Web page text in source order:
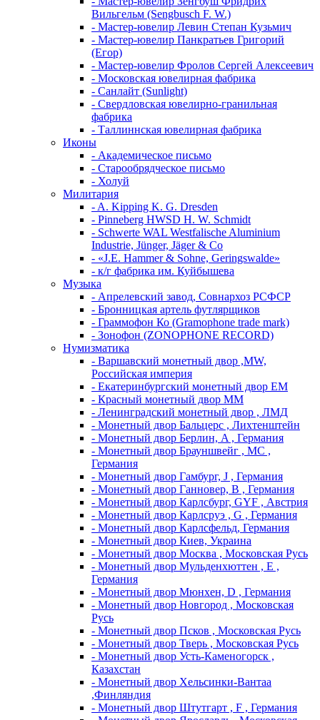
Вильгельм (Sengbusch F. W.)
- Мастер-ювелир Левин Степан Кузьмич
- Мастер-ювелир Панкратьев Григорий
(Егор)
- Мастер-ювелир Фролов Сергей Алексеевич
- Московская ювелирная фабрика
- Санлайт (Sunlight)
- Свердловская ювелирно-гранильная
фабрика
- Таллиннская ювелирная фабрика
Иконы
- Академическое письмо
- Старообрядческое письмо
- Холуй
Милитария
- A. Kipping K. G. Dresden
- Pinneberg HWSD H. W. Schmidt
- Schwerte WAL Westfalische Aluminium
Industrie, Jünger, Jäger & Co
- «J.E. Hammer & Sohne, Geringswalde»
- к/г фабрика им. Куйбышева
Музыка
- Апрелевский завод, Совнархоз РСФСР
- Бронницкая артель футлярщиков
- Граммофон Ко (Gramophone trade mark)
- Зонофон (ZONOPHONE RECORD)
Нумизматика
- Варшавский монетный двор ,MW,
Российская империя
- Екатеринбургский монетный двор ЕМ
- Красный монетный двор ММ
- Ленинградский монетный двор , ЛМД
- Монетный двор Бальцерс , Лихтенштейн
- Монетный двор Берлин, A , Германия
- Монетный двор Брауншвейг , MC ,
Германия
- Монетный двор Гамбург, J , Германия
- Монетный двор Ганновер, B , Германия
- Монетный двор Карлсбург, GYF , Австрия
- Монетный двор Карлсруэ , G , Германия
- Монетный двор Карлсфельд, Германия
- Монетный двор Киев, Украина
- Монетный двор Москва , Московская Русь
- Монетный двор Мульденхюттен , Е ,
Германия
- Монетный двор Мюнхен, D , Германия
- Монетный двор Новгород , Московская
Русь
- Монетный двор Псков , Московская Русь
- Монетный двор Тверь , Московская Русь
- Монетный двор Усть-Каменогорск ,
Казахстан
- Монетный двор Хельсинки-Вантаа
,Финляндия
- Монетный двор Штутгарт , F , Германия